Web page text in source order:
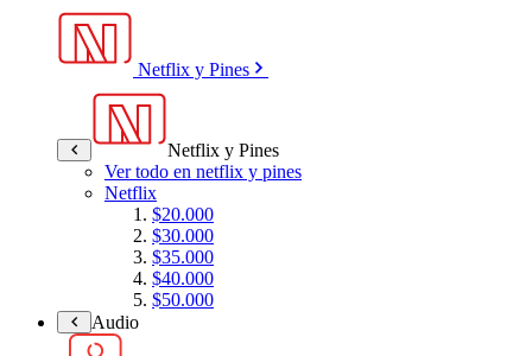
Netflix y Pines
Netflix y Pines
Ver todo en netflix y pines
Netflix
$20.000
$30.000
$35.000
$40.000
$50.000
Audio